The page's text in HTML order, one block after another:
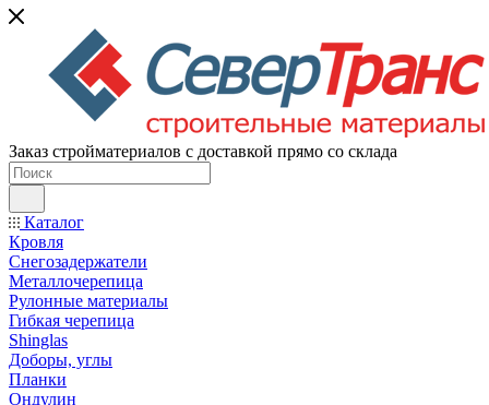
Заказ стройматериалов с доставкой прямо со склада
Каталог
Кровля
Снегозадержатели
Металлочерепица
Рулонные материалы
Гибкая черепица
Shinglas
Доборы, углы
Планки
Ондулин